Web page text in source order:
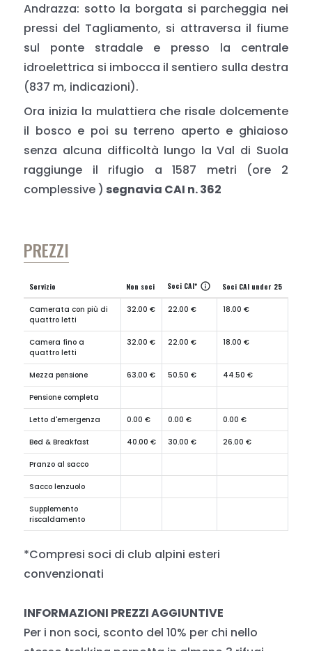
Andrazza: sotto la borgata si parcheggia nei
pressi del Tagliamento, si attraversa il fiume
sul ponte stradale e presso la centrale
idroelettrica si imbocca il sentiero sulla destra
(837 m, indicazioni).
Ora inizia la mulattiera che risale dolcemente
il bosco e poi su terreno aperto e ghiaioso
senza alcuna difficoltà lungo la Val di Suola
raggiunge il rifugio a 1587 metri (ore 2
complessive ) segnavia CAI n. 362
PREZZI
Servizio Non soci Soci CAI* info Soci CAI under 25
Camerata con più di
quattro letti
32.00 € 22.00 € 18.00 €
Camera fino a
quattro letti
32.00 € 22.00 € 18.00 €
Mezza pensione 63.00 € 50.50 € 44.50 €
Pensione completa
Letto d'emergenza 0.00 € 0.00 € 0.00 €
Bed & Breakfast 40.00 € 30.00 € 26.00 €
Pranzo al sacco
Sacco lenzuolo
Supplemento
riscaldamento
*Compresi soci di club alpini esteri
convenzionati
INFORMAZIONI PREZZI AGGIUNTIVE
Per i non soci, sconto del 10% per chi nello